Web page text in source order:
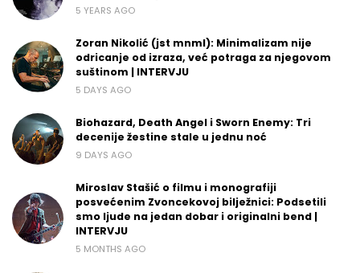
5 YEARS AGO
Zoran Nikolić (jst mnml): Minimalizam nije
odricanje od izraza, već potraga za njegovom
suštinom | INTERVJU
5 DAYS AGO
Biohazard, Death Angel i Sworn Enemy: Tri
decenije žestine stale u jednu noć
9 DAYS AGO
Miroslav Stašić o filmu i monografiji
posvećenim Zvoncekovoj bilježnici: Podsetili
smo ljude na jedan dobar i originalni bend |
INTERVJU
5 MONTHS AGO